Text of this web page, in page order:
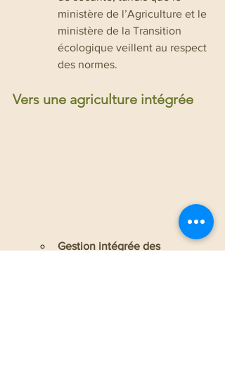
ministère de l’Agriculture et le
ministère de la Transition
écologique veillent au respect
des normes.
Vers une agriculture intégrée
Gestion intégrée des